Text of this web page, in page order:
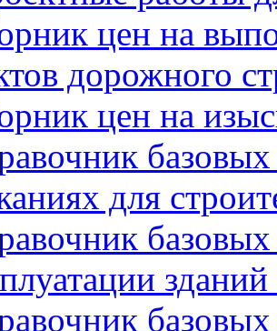
цен на
дорожного
цен на
для
базовых